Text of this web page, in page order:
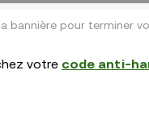
bannière pour terminer
votre code anti-